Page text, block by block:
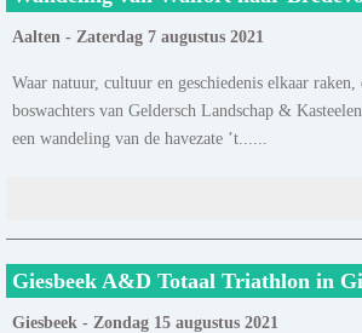
Aalten - Zaterdag 7 augustus 2021
Waar natuur, cultuur en geschiedenis elkaar raken,
boswachters van Geldersch Landschap &
een wandeling van de havezate ’t......
Giesbeek A&D Totaal Triathlon in
Giesbeek - Zondag 15 augustus 2021